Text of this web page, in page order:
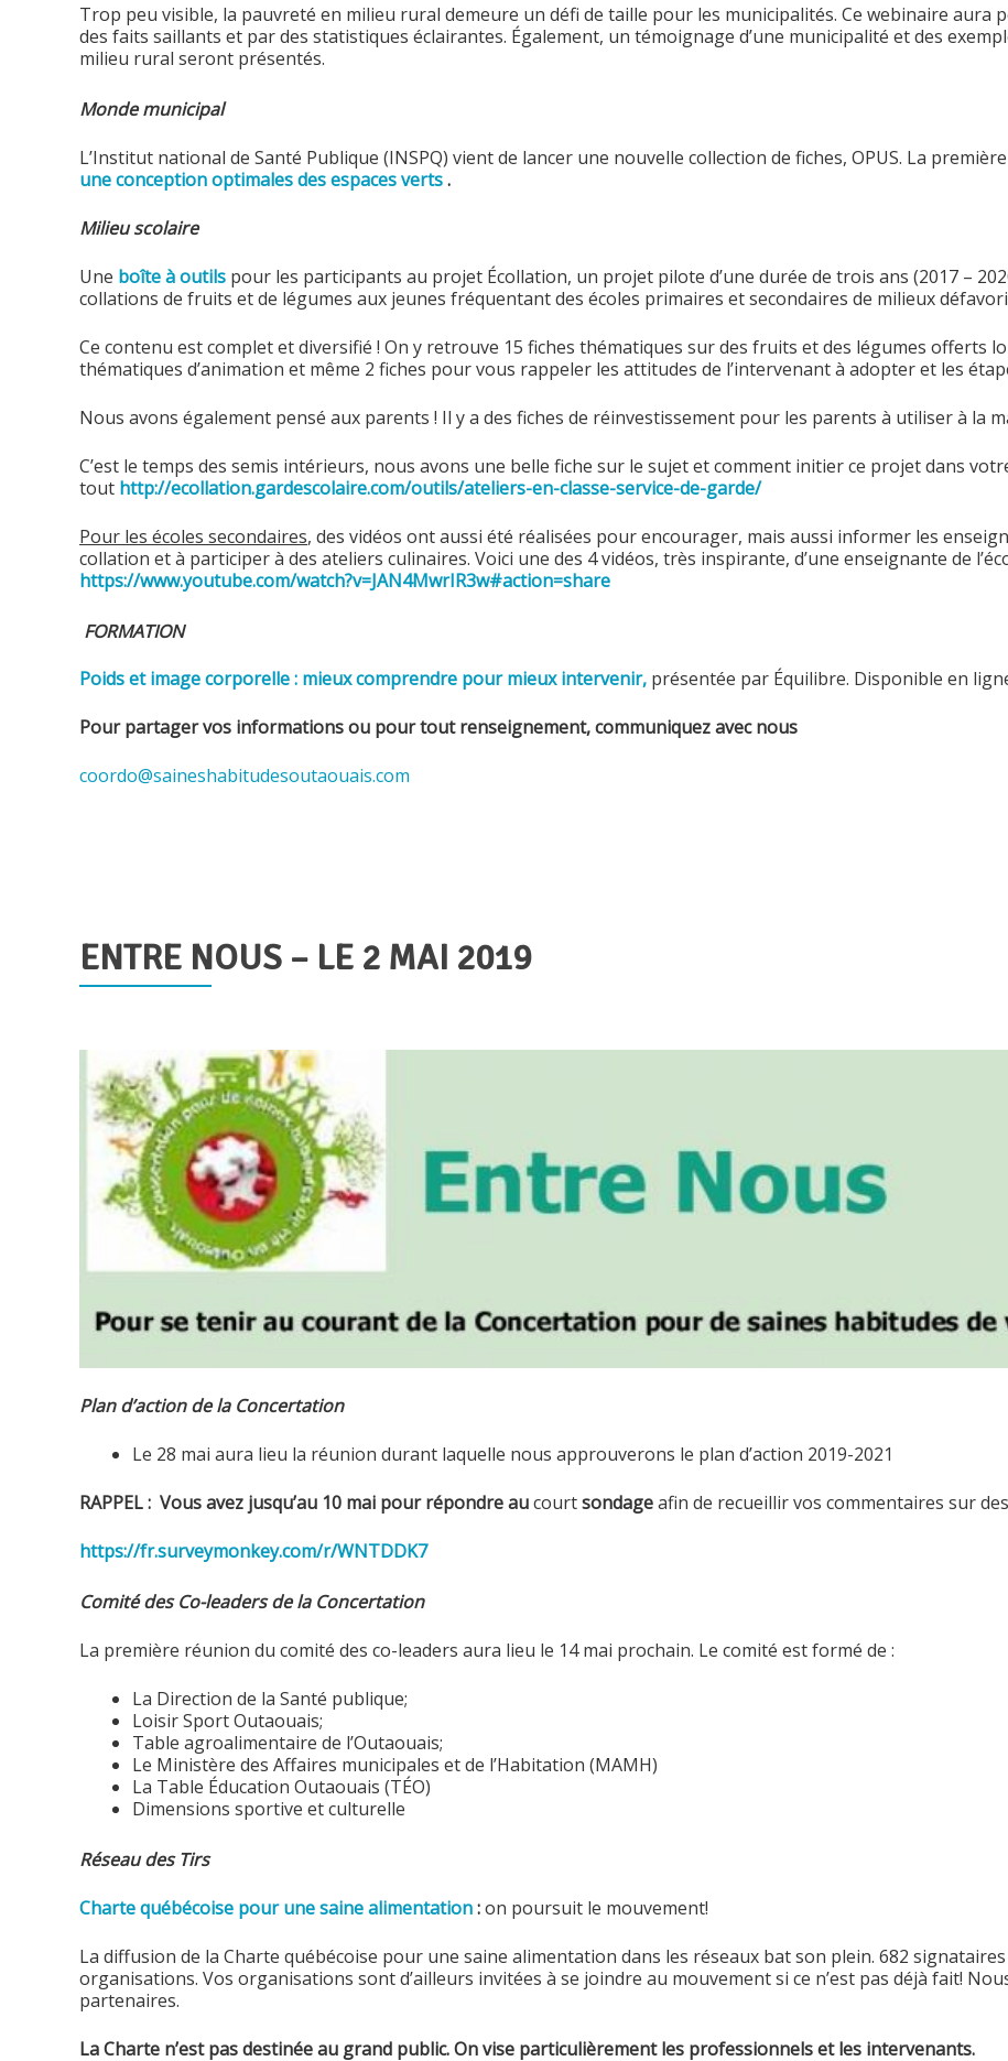
Trop peu visible, la pauvreté en milieu rural demeure un défi de taille pour les municipalités. Ce webinaire aura
des faits saillants et par des statistiques éclairantes. Également, un témoignage d’une municipalité et des
milieu rural seront présentés.
Monde municipal
L’Institut national de Santé Publique (INSPQ) vient de lancer une nouvelle collection de fiches, OPUS. La
une conception optimales des espaces verts.
Milieu scolaire
Une boîte à outils pour les participants au projet Écollation, un projet pilote d’une durée de trois ans (2017 –
collations de fruits et de légumes aux jeunes fréquentant des écoles primaires et secondaires de milieux
Ce contenu est complet et diversifié ! On y retrouve 15 fiches thématiques sur des fruits et des légumes offerts
thématiques d’animation et même 2 fiches pour vous rappeler les attitudes de l’intervenant à adopter et les
Nous avons également pensé aux parents ! Il y a des fiches de réinvestissement pour les parents à utiliser à la
C’est le temps des semis intérieurs, nous avons une belle fiche sur le sujet et comment initier ce projet dans
tout http://ecollation.gardescolaire.com/outils/ateliers-en-classe-service-de-garde/
Pour les écoles secondaires, des vidéos ont aussi été réalisées pour encourager, mais aussi informer les
collation et à participer à des ateliers culinaires. Voici une des 4 vidéos, très inspirante, d’une enseignante de
https://www.youtube.com/watch?v=JAN4MwrIR3w#action=share
FORMATION
Poids et image corporelle : mieux comprendre pour mieux intervenir, présentée par Équilibre. Disponible en
Pour partager vos informations ou pour tout renseignement, communiquez avec nous
coordo@saineshabitudesoutaouais.com
Publié
ENTRE NOUS – LE 2 MAI 2019
Plan d’action de la Concertation
Le 28 mai aura lieu la réunion durant laquelle nous approuverons le plan d’action 2019-2021
RAPPEL : Vous avez jusqu’au 10 mai pour répondre aucourtsondageafin de recueillir vos commentaires sur
https://fr.surveymonkey.com/r/WNTDDK7
Comité des Co-leaders de la Concertation
La première réunion du comité des co-leaders aura lieu le 14 mai prochain. Le comité est formé de :
La Direction de la Santé publique;
Loisir Sport Outaouais;
Table agroalimentaire de l’Outaouais;
Le Ministère des Affaires municipales et de l’Habitation (MAMH)
La Table Éducation Outaouais (TÉO)
Dimensions sportive et culturelle
Réseau des Tirs
Charte québécoise pour une saine alimentation:on poursuit le mouvement!
La diffusion de la Charte québécoise pour une saine alimentation dans les réseaux bat son plein. 682
organisations. Vos organisations sont d’ailleurs invitées à se joindre au mouvement si ce n’est pas déjà fait!
partenaires.
La Charte n’est pas destinée au grand public. On vise particulièrement les professionnels et les intervenants.